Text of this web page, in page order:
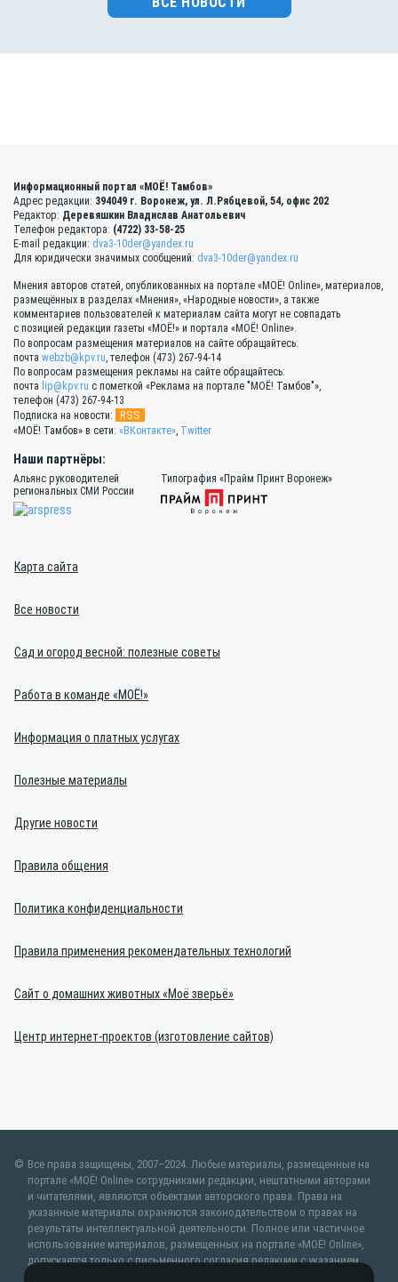
Информационный портал «МОЁ! Тамбов»
Адрес редакции: 394049 г. Воронеж, ул. Л.Рябцевой, 54, офис 202
Редактор: Деревяшкин Владислав Анатольевич
Телефон редактора: (4722) 33-58-25
E-mail редакции: dva3-10der@yandex.ru
Для юридически значимых сообщений: dva3-10der@yandex.ru
Мнения авторов статей, опубликованных на портале «МОЁ! Online», материалов,
размещённых в разделах «Мнения», «Народные новости», а также
комментариев пользователей к материалам сайта могут не совпадать
с позицией редакции газеты «МОЁ!» и портала «МОЁ! Online».
По вопросам размещения материалов на сайте обращайтесь:
почта webzb@kpv.ru, телефон (473) 267-94-14
По вопросам размещения рекламы на сайте обращайтесь:
почта lip@kpv.ru с пометкой «Реклама на портале "МОЁ! Тамбов"»,
телефон (473) 267-94-13
Подписка на новости:
RSS
«МОЁ! Тамбов» в сети: «ВКонтакте», Twitter
Наши партнёры:
Альянс руководителей
региональных СМИ России
Типография «Прайм Принт Воронеж»
Карта сайта
Все новости
Сад и огород весной: полезные советы
Работа в команде «МОЁ!»
Информация о платных услугах
Полезные материалы
Другие новости
Правила общения
Политика конфиденциальности
Правила применения рекомендательных технологий
Сайт о домашних животных «Моё зверьё»
Центр интернет-проектов (изготовление сайтов)
Все права защищены, 2007–2024. Любые материалы, размещенные на
портале «МОЁ! Online» сотрудниками редакции, нештатными авторами
и читателями, являются объектами авторского права. Права на
указанные материалы охраняются законодательством о правах на
результаты интеллектуальной деятельности. Полное или частичное
использование материалов, размещенных на портале «МОЁ! Online»,
допускается только с письменного согласия редакции с указанием